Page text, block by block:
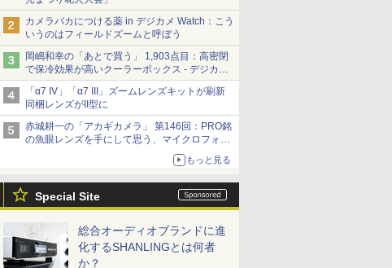
カメラバカにつける薬 in デジカメ Watch：こう
いうのはフィールドズームと呼ぼう
岡嶋和幸の「あとで買う」 1,903点目：高密閉
で保冷効果が高いクーラーボックス - デジカメ
Watch
「α7 IV」「α7 III」ズームレンズキットが刷新
同梱レンズがII型に
赤城耕一の「アカギカメラ」 第146回：PRO銘
の魚眼レンズを手にして思う、マイクロフォー
もっと見る
Special Site
総合オーディオブランドに進
化するSHANLINGとは何者
か？